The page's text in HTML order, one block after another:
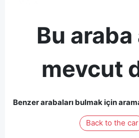
Bu araba
mevcut
Benzer arabaları bulmak için
Back to the car